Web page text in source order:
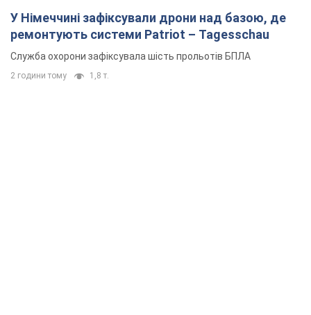
У Німеччині зафіксували дрони над базою, де
ремонтують системи Patriot – Tagesschau
Служба охорони зафіксувала шість прольотів БПЛА
2 години тому 1,8 т.